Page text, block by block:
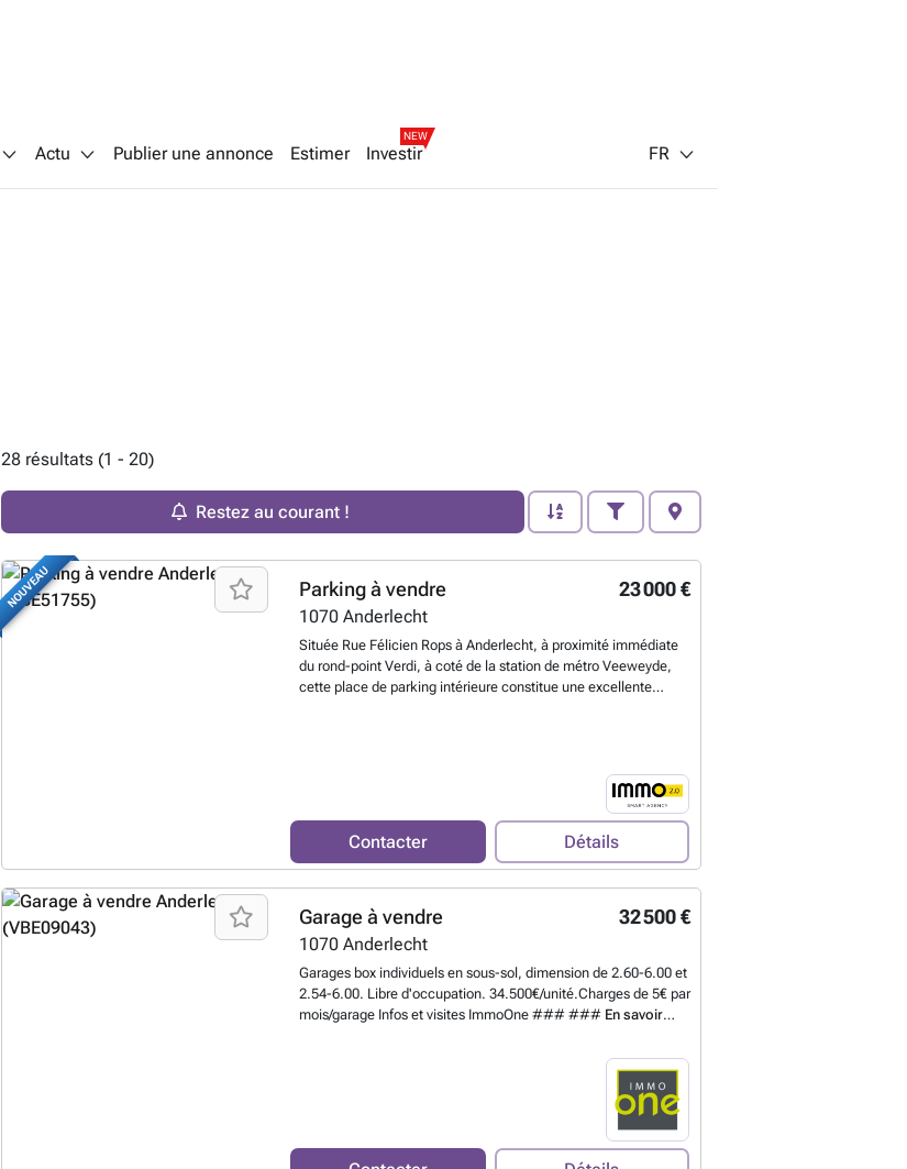
Actu Publier une annonce Estimer Investir
NEW
FR
28 résultats (1 - 20)
Restez au courant !
NOUVEAU 23 000 €
Parking à vendre
1070 Anderlecht
Située Rue Félicien Rops à Anderlecht, à proximité immédiate
du rond-point Verdi, à coté de la station de métro Veeweyde,
cette place de parking intérieure constitue une excellente
un accès aisé au prix de 23.000€ Intéressé(e) ? Contactez nous
Contacter Détails
32 500 €
Garage à vendre
1070 Anderlecht
Garages box individuels en sous-sol, dimension de 2.60-6.00 et
2.54-6.00. Libre d'occupation. 34.500€/unité.Charges de 5€ par
mois/garage Infos et visites ImmoOne ### ### En savoir